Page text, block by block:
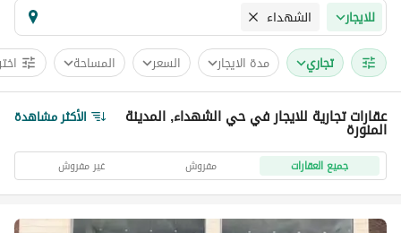
للايجار الشهداء
تجاري مدة الايجار السعر المساحة
عقارات تجارية للايجار في حي الشهداء, المدينة
المنورة الأكثر مشاهدة
جميع العقارات مفروش غير مفروش